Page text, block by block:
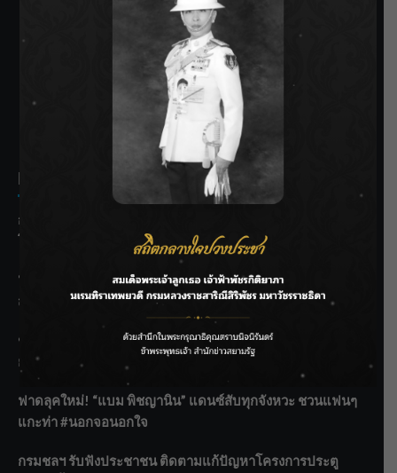
SIAMRATH VARIETY
THE BEST ENTERTAINMENT
Recent Posts
กรมประมงฟื้น “บ้านธารทอง” จากป่าเสื่อมโทรม สู่แหล่ง
โปรตีนยั่งยืนตามพระราชดำริ
“MARQUISE (มาร์คีส์) บุกตลาดโกลบอลต่อเนื่อง ส่งซิงเกิลที่
สอง “IRONIC” เปลี่ยนความเจ็บให้กลายเป็นการเอาคืน”
ชลประทานเชียงใหม่เร่งพร่องน้ำแม่น้ำปิง รับมวลน้ำเหนือ ย้ำ
ยังไม่ล้นตลิ่ง
ฟาดลุคใหม่! “แบม พิชญานิน” แดนซ์สับทุกจังหวะ ชวนแฟนๆ
แกะท่า #นอกจอนอกใจ
กรมชลฯ รับฟังประชาชน ติดตามแก้ปัญหาโครงการประตู